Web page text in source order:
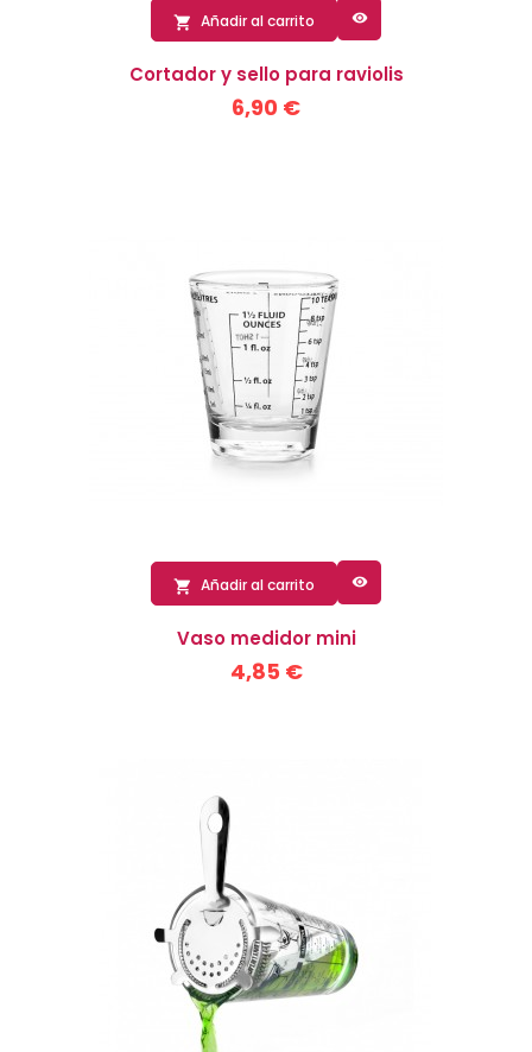
 Añadir al carrito 
Cortador y sello para raviolis
6,90 €
 Añadir al carrito 
Vaso medidor mini
4,85 €